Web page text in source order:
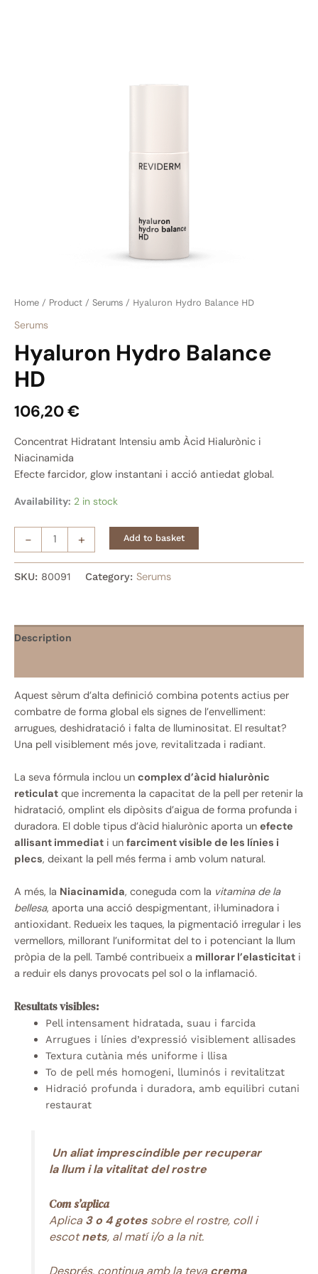
Home / Product / Serums / Hyaluron Hydro Balance HD
Serums
Hyaluron Hydro Balance
HD
106,20€
Concentrat Hidratant Intensiu amb Àcid Hialurònic i
Niacinamida
Efecte farcidor, glow instantani i acció antiedat global.
Availability: 2 in stock
- + Add to basket
SKU: 80091 Category: Serums
Description
Aquest sèrum d’alta definició combina potents actius per
combatre de forma global els signes de l’envelliment:
arrugues, deshidratació i falta de lluminositat. El resultat?
Una pell visiblement més jove, revitalitzada i radiant.
La seva fórmula inclou un complex d’àcid hialurònic
reticulat que incrementa la capacitat de la pell per retenir la
hidratació, omplint els dipòsits d’aigua de forma profunda i
duradora. El doble tipus d’àcid hialurònic aporta un efecte
allisant immediat i un farciment visible de les línies i
plecs, deixant la pell més ferma i amb volum natural.
A més, la Niacinamida, coneguda com la vitamina de la
bellesa, aporta una acció despigmentant, il·luminadora i
antioxidant. Redueix les taques, la pigmentació irregular i les
vermellors, millorant l’uniformitat del to i potenciant la llum
pròpia de la pell. També contribueix a millorar l’elasticitat i
a reduir els danys provocats pel sol o la inflamació.
Resultats visibles:
Pell intensament hidratada, suau i farcida
Arrugues i línies d’expressió visiblement allisades
Textura cutània més uniforme i llisa
To de pell més homogeni, lluminós i revitalitzat
Hidració profunda i duradora, amb equilibri cutani
restaurat
Un aliat imprescindible per recuperar
la llum i la vitalitat del rostre
Com s’aplica
Aplica 3 o 4 gotes sobre el rostre, coll i
escotnets, al matí i/o a la nit.
Després, continua amb la teva crema